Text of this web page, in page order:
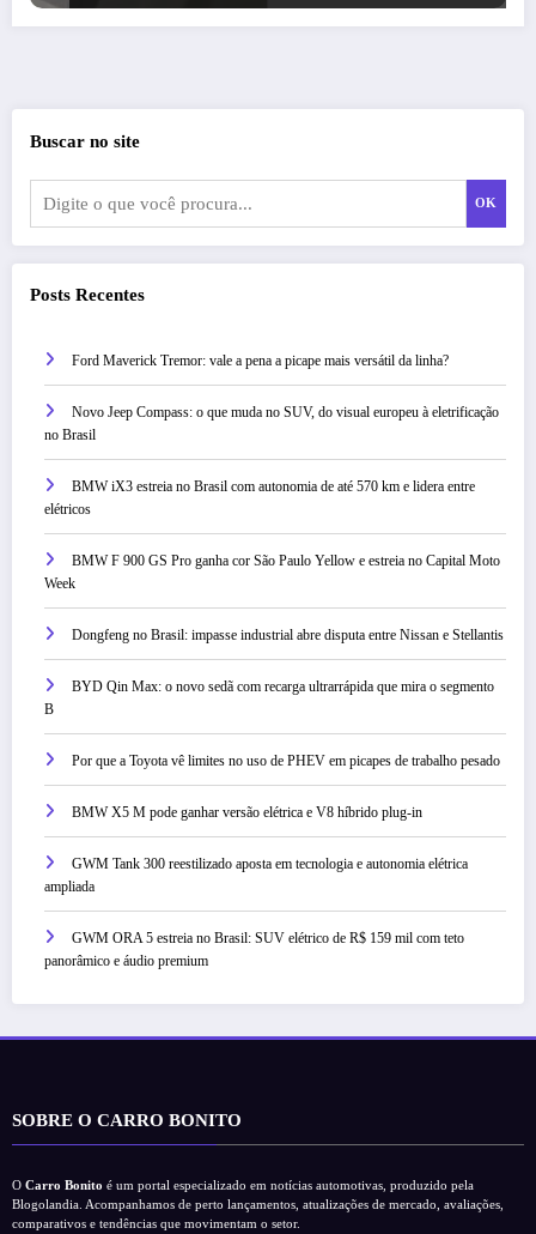
Buscar no site
OK
Posts Recentes
Ford Maverick Tremor: vale a pena a picape mais versátil da linha?
Novo Jeep Compass: o que muda no SUV, do visual europeu à eletrificação
no Brasil
BMW iX3 estreia no Brasil com autonomia de até 570 km e lidera entre
elétricos
BMW F 900 GS Pro ganha cor São Paulo Yellow e estreia no Capital Moto
Week
Dongfeng no Brasil: impasse industrial abre disputa entre Nissan e Stellantis
BYD Qin Max: o novo sedã com recarga ultrarrápida que mira o segmento
B
Por que a Toyota vê limites no uso de PHEV em picapes de trabalho pesado
BMW X5 M pode ganhar versão elétrica e V8 híbrido plug-in
GWM Tank 300 reestilizado aposta em tecnologia e autonomia elétrica
ampliada
GWM ORA 5 estreia no Brasil: SUV elétrico de R$ 159 mil com teto
panorâmico e áudio premium
SOBRE O CARRO BONITO
O Carro Bonito é um portal especializado em notícias automotivas, produzido pela
Blogolandia. Acompanhamos de perto lançamentos, atualizações de mercado, avaliações,
comparativos e tendências que movimentam o setor.